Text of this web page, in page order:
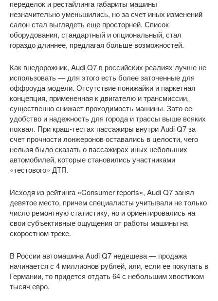
переделок и рестайлинга габариты машины
незначительно уменьшились, но за счет иных изменений
салон стал выглядеть еще просторней. Список
оборудования, стандартный и опциональный, стал
гораздо длиннее, предлагая больше возможностей.
Как внедорожник, Audi Q7 в российских реалиях лучше не
использовать — для этого есть более заточенные для
оффроуда модели. Отсутствие понижайки и паркетная
концепция, примененная к двигателю и трансмиссии,
существенно снижает проходимость машины. Зато ее
удобство и надежность для города и трассы выше всяких
похвал. При краш-тестах пассажиры внутри Audi Q7 за
счет прочности лонжеронов оставались в целости, чего
нельзя было сказать о пассажирах иных небольших
автомобилей, которые становились участниками
«тестового» ДТП.
Исходя из рейтинга «Consumer reports», Audi Q7 занял
девятое место, причем специалисты учитывали не только
число ремонтную статистику, но и ориентировались на
свои субъективные ощущения от работы машины на
скоростном треке.
В России автомашина Audi Q7 недешева — продажа
начинается с 4 миллионов рублей, или, если ее покупать в
Германии, то придется отдать 64 с небольшим хвостиком
тысяч евро.